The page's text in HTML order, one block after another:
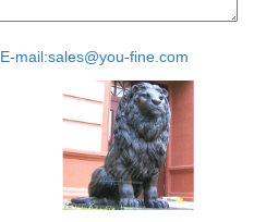
E-mail:sales@you-fine.com